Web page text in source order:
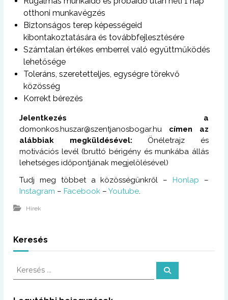
otthoni munkavégzés
Biztonságos terep képességeid
kibontakoztatására és továbbfejlesztésére
Számtalan értékes emberrel való együttműködés
lehetősége
Toleráns, szeretetteljes, egységre törekvő
közösség
Korrekt bérezés
Jelentkezés a
domonkos.huszar@szentjanosbogar.hu címen az
alábbiak megküldésével: Önéletrajz és
motivációs levél (bruttó bérigény és munkába állás
lehetséges időpontjának megjelölésével)
Tudj meg többet a közösségünkről –
Honlap –
Instagram – Facebook –Youtube
Hírek
Keresés
K
e
K